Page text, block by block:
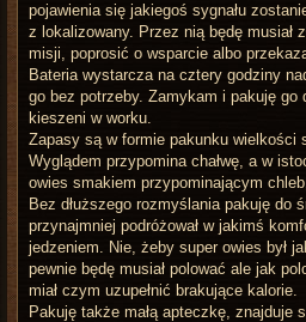
pojawienia się jakiegoś sygnału
z lokalizowany. Przez nią będę musiał
misji, poprosić o wsparcie albo
Bateria wystarcza na cztery godziny
go bez potrzeby. Zamykam i pakuję go
kieszeni w worku.
Zapasy są w formie pakunku wielkości
Wyglądem przypomina chałwę, a w
owies smakiem przypominającym
Bez dłuższego rozmyślania pakuję do
przynajmniej podróżował w jakimś
jedzeniem. Nie, żeby super owies był
pewnie będę musiał polować ale jak
miał czym uzupełnić brakujące kalorie.
Pakuję także małą apteczkę, znajduje